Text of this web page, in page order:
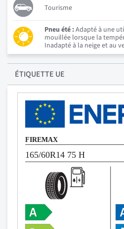
Tourisme
Pneu été :Adapté à une
mouillée lorsque la
Inadapté à la neige et au
ÉTIQUETTE UE